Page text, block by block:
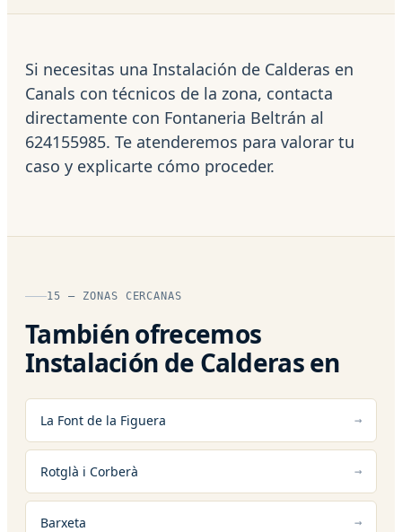
Si necesitas una Instalación de Calderas en
Canals con técnicos de la zona, contacta
directamente con Fontaneria Beltrán al
624155985. Te atenderemos para valorar tu
caso y explicarte cómo proceder.
15 — ZONAS CERCANAS
También ofrecemos
Instalación de Calderas en
La Font de la Figuera
Rotglà i Corberà
Barxeta